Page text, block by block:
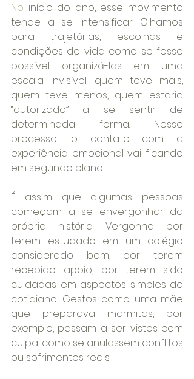
No início do ano, esse movimento
tende a se intensificar. Olhamos
para trajetórias, escolhas e
condições de vida como se fosse
possível organizá-las em uma
escala invisível: quem teve mais,
quem teve menos, quem estaria
“autorizado” a se sentir de
determinada forma. Nesse
processo, o contato com a
experiência emocional vai ficando
em segundo plano.
É assim que algumas pessoas
começam a se envergonhar da
própria história. Vergonha por
terem estudado em um colégio
considerado bom, por terem
recebido apoio, por terem sido
cuidadas em aspectos simples do
cotidiano. Gestos como uma mãe
que preparava marmitas, por
exemplo, passam a ser vistos com
culpa, como se anulassem conflitos
ou sofrimentos reais.